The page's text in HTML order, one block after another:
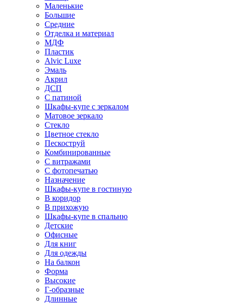
Маленькие
Большие
Средние
Отделка и материал
МДФ
Пластик
Alvic Luxe
Эмаль
Акрил
ДСП
С патиной
Шкафы-купе с зеркалом
Матовое зеркало
Стекло
Цветное стекло
Пескоструй
Комбинированные
С витражами
С фотопечатью
Назначение
Шкафы-купе в гостиную
В коридор
В прихожую
Шкафы-купе в спальню
Детские
Офисные
Для книг
Для одежды
На балкон
Форма
Высокие
Г-образные
Длинные